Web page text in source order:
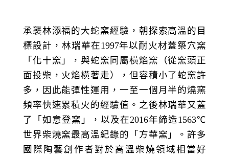
承襲林添福的大蛇窯經驗，朝探索高溫的目
標設計，林瑞華在1997年以耐火材蓋築穴窯
「化十窯」，與蛇窯同屬橫焰窯（從窯頭正
面投柴，火焰橫著走），但容積小了蛇窯許
多，因此能彈性運用，一至一個月半的燒窯
頻率快速累積火的經驗值。之後林瑞華又蓋
了「如意登窯」，以及在2016年締造1563℃
世界柴燒窯最高溫紀錄的「方華窯」。許多
國際陶藝創作者對於高溫柴燒領域相當好